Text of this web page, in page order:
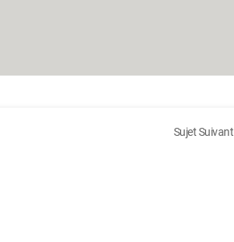
Sujet Suivant